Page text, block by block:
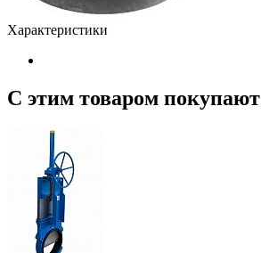
Характеристики
С этим товаром покупают